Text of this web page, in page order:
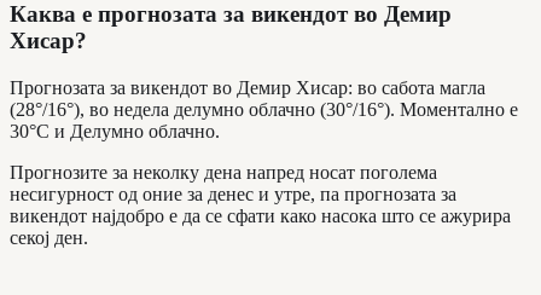
Каква е прогнозата за викендот во Демир
Хисар?
Прогнозата за викендот во Демир Хисар: во сабота магла
(28°/16°), во недела делумно облачно (30°/16°). Моментално е
30°C и Делумно облачно.
Прогнозите за неколку дена напред носат поголема
несигурност од оние за денес и утре, па прогнозата за
викендот најдобро е да се сфати како насока што се ажурира
секој ден.